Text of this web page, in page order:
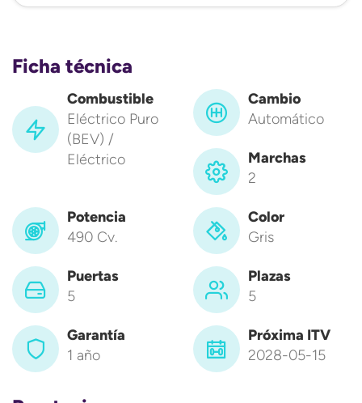
Ficha técnica
Combustible
Eléctrico Puro
(BEV) /
Eléctrico
Cambio
Automático
Marchas
2
Potencia
490 Cv.
Color
Gris
Puertas
5
Plazas
5
Garantía
1 año
Próxima ITV
2028-05-15